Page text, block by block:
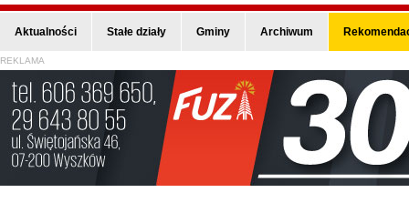
Aktualności Stałe działy Gminy Archiwum
REKLAMA